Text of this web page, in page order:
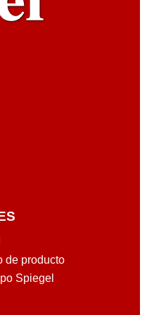
de producto
Spiegel